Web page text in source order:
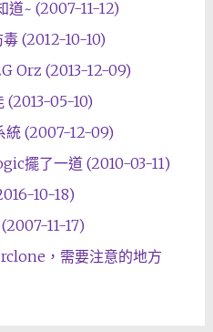
道~ (2007-11-12)
(2012-10-10)
Orz (2013-12-09)
(2013-05-10)
(2007-12-09)
擺了一道 (2010-03-11)
10-18)
11-17)
，需要注意的地方